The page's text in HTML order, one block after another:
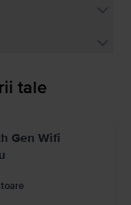
tale
Gen Wifi